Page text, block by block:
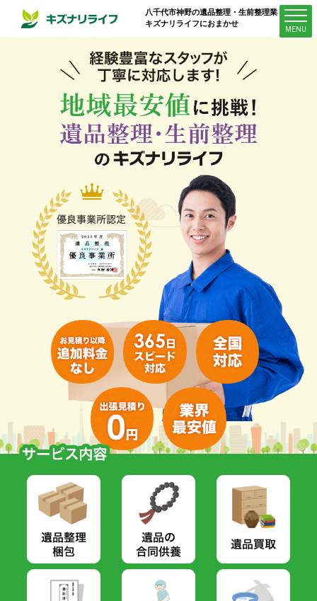
八千代市神野の遺品整理・生前整理業者は
キズナリライフにおまかせ